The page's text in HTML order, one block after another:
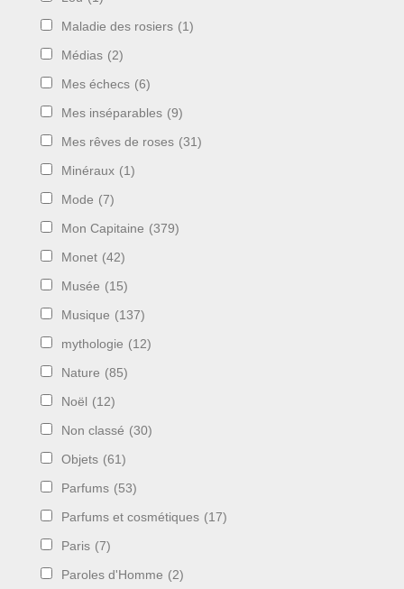
Maladie des rosiers (1)
Médias (2)
Mes échecs (6)
Mes inséparables (9)
Mes rêves de roses (31)
Minéraux (1)
Mode (7)
Mon Capitaine (379)
Monet (42)
Musée (15)
Musique (137)
mythologie (12)
Nature (85)
Noël (12)
Non classé (30)
Objets (61)
Parfums (53)
Parfums et cosmétiques (17)
Paris (7)
Paroles d'Homme (2)